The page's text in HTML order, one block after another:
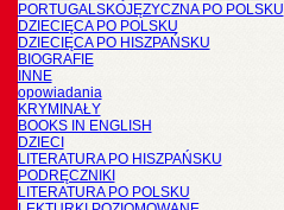
PORTUGALSKOJĘZYCZNA PO POLSKU
DZIECIĘCA PO POLSKU
DZIECIĘCA PO HISZPAŃSKU
BIOGRAFIE
INNE
opowiadania
KRYMINAŁY
BOOKS IN ENGLISH
DZIECI
LITERATURA PO HISZPAŃSKU
PODRĘCZNIKI
LITERATURA PO POLSKU